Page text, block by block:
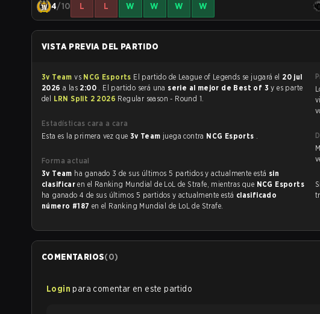
4/10 L L W W W W
VISTA PREVIA DEL PARTIDO
3v Teamvs NCG Esports El partido de League of Legends se jugará el 20 jul
2026 a las 2:00 . El partido será una serie al mejor de Best of 3y es parte
del LRN Split 2 2026 Regular season - Round 1.
Estadísticas cara a cara
Esta es la primera vez que 3v Team juega contra NCG Esports .
Forma actual
3v Team ha ganado 3 de sus últimos 5 partidos y actualmente está sin
clasificaren el Ranking Mundial de LoL de Strafe, mientras que NCG Esports
ha ganado 4 de sus últimos 5 partidos y actualmente está clasificado
número #187 en el Ranking Mundial de LoL de Strafe.
COMENTARIOS(0)
Login para comentar en este partido